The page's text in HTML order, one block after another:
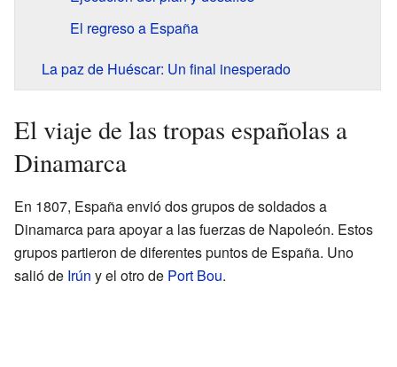
El regreso a España
La paz de Huéscar: Un final inesperado
El viaje de las tropas españolas a
Dinamarca
En 1807, España envió dos grupos de soldados a
Dinamarca para apoyar a las fuerzas de Napoleón. Estos
grupos partieron de diferentes puntos de España. Uno
salió de Irún y el otro de Port Bou.